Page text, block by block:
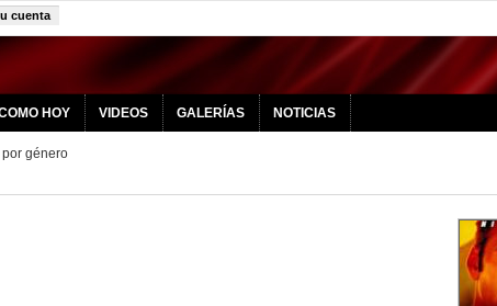
cuenta
HOY VIDEOS GALERÍAS NOTICIAS
por género